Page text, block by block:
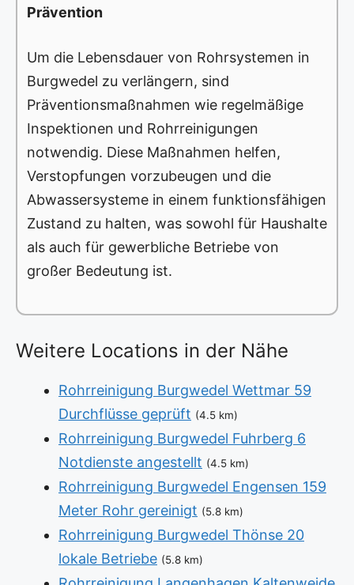
Prävention
Um die Lebensdauer von Rohrsystemen in
Burgwedel zu verlängern, sind
Präventionsmaßnahmen wie regelmäßige
Inspektionen und Rohrreinigungen
notwendig. Diese Maßnahmen helfen,
Verstopfungen vorzubeugen und die
Abwassersysteme in einem funktionsfähigen
Zustand zu halten, was sowohl für Haushalte
als auch für gewerbliche Betriebe von
großer Bedeutung ist.
Weitere Locations in der Nähe
Rohrreinigung Burgwedel Wettmar 59
Durchflüsse geprüft (4.5 km)
Rohrreinigung Burgwedel Fuhrberg 6
Notdienste angestellt (4.5 km)
Rohrreinigung Burgwedel Engensen 159
Meter Rohr gereinigt (5.8 km)
Rohrreinigung Burgwedel Thönse 20
lokale Betriebe (5.8 km)